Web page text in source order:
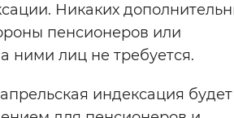
Никаких
пенсионеров или
ними лиц не требуется.
индексация будет